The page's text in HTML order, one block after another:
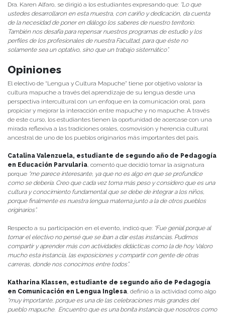
Dra. Karen Alfaro, se dirigió a los estudiantes expresando que: “Lo que
ustedes desarrollaron en esta muestra, con cariño y dedicación, da cuenta
de la necesidad de poner en diálogo los saberes de nuestro territorio.
También nos desafía para repensar nuestros programas de estudio y los
perfiles de los profesionales de nuestra Facultad, para que éste no
solamente sea un optativo, sino que un trabajo sistemático”.
Opiniones
El electivo de “Lengua y Cultura Mapuche” tiene por objetivo valorar la
cultura mapuche a través del aprendizaje de su lengua desde una
perspectiva intercultural con un enfoque en la comunicación oral, para
propiciar y mejorar la interacción entre mapuche y no mapuche. A través
de este curso, los estudiantes tienen la oportunidad de acercase con una
mirada reflexiva a las tradiciones orales, cosmovisión y herencia cultural
ancestral de uno de los pueblos originarios más importantes del país.
Catalina Valenzuela, estudiante de segundo año de Pedagogía
en Educación Parvularia , comentó que decidió tomar la asignatura
porque “me parece interesante, ya que no es algo en que se profundice
como se debería. Creo que cada vez toma más peso y considero que es una
cultura y conocimiento fundamental que se debe de integrar a los niños,
porque finalmente es nuestra lengua materna junto a la de otros pueblos
originarios”.
Respecto a su participación en el evento, indicó que: “Fue genial porque al
tomar el electivo no pensé que se iban a dar estas instancias. Pudimos
compartir y aprender más con actividades didácticas como la de hoy. Valoro
mucho esta instancia, las exposiciones y compartir con gente de otras
carreras, donde nos conocimos entre todos”.
Katharina Klassen, estudiante de segundo año de Pedagogía
en Comunicación en Lengua Inglesa , definió a la actividad como algo
“muy importante, porque es una de las celebraciones más grandes del
pueblo mapuche. Encuentro que es una bonita instancia que nosotros como